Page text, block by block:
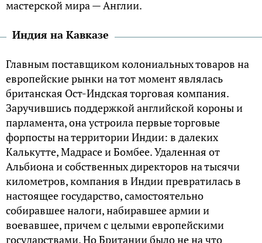
мастерской мира — Англии.
Индия на Кавказе
Главным поставщиком колониальных товаров на
европейские рынки на тот момент являлась
британская Ост-Индская торговая компания.
Заручившись поддержкой английской короны и
парламента, она устроила первые торговые
форпосты на территории Индии: в далеких
Калькутте, Мадрасе и Бомбее. Удаленная от
Альбиона и собственных директоров на тысячи
километров, компания в Индии превратилась в
настоящее государство, самостоятельно
собиравшее налоги, набиравшее армии и
воевавшее, причем с целыми европейскими
государствами. Но Британии было не на что